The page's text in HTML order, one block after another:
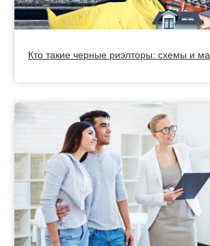
Кто такие черные риэлторы: схемы и